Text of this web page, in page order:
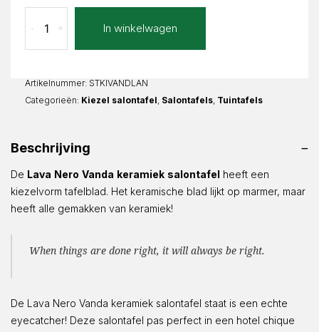
Nero
Vanda
aantal
+
- In winkelwagen
Artikelnummer: STKIVANDLAN
Categorieën: Kiezel salontafel Salontafels Tuintafels
Beschrijving
De Lava Nero Vanda keramiek salontafel heeft een
kiezelvorm tafelblad. Het keramische blad lijkt op marmer, maar
heeft alle gemakken van keramiek!
When things are done right, it will always be right.
De Lava Nero Vanda keramiek salontafel staat is een echte
eyecatcher! Deze salontafel pas perfect in een hotel chique